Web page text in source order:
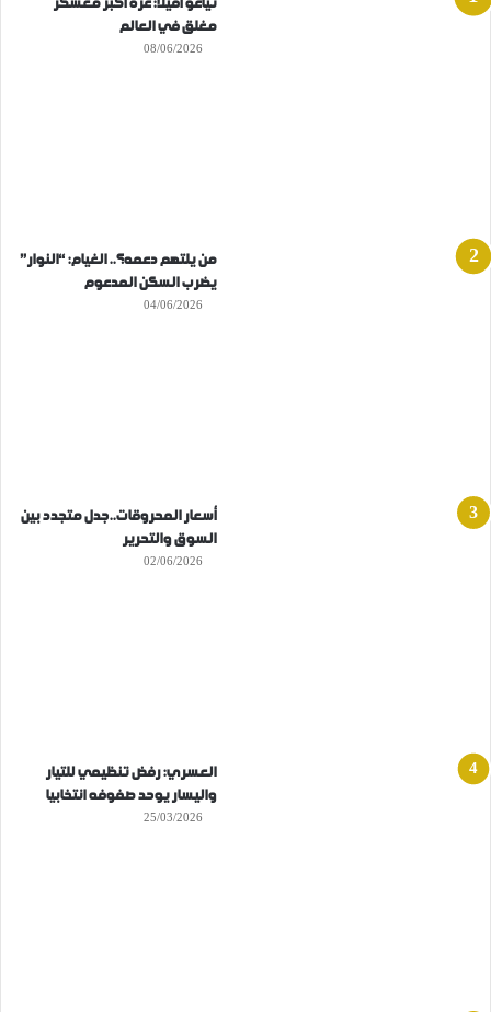
تياغو أفيلا: غزة أكبر معسكر
مغلق في العالم
08/06/2026
من يلتهم دعمه؟.. الغيام: “النوار”
يضرب السكن المدعوم
04/06/2026
أسعار المحروقات..جدل متجدد بين
السوق والتحرير
02/06/2026
العسري: رفض تنظيمي للتيار
واليسار يوحد صفوفه انتخابيا
25/03/2026